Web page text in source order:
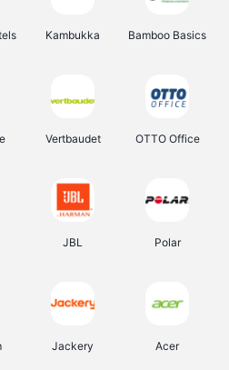
Kambukka Bamboo Basics
Vertbaudet OTTO Office
JBL Polar
Jackery Acer